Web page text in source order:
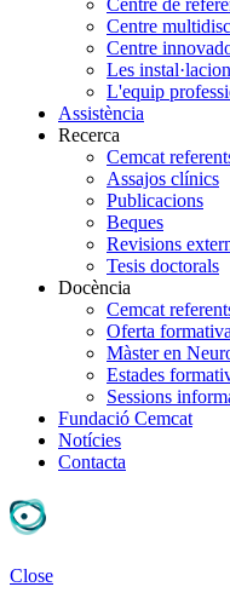
Centre de
Centre
Centre
Les
L'equip
Assistència
Recerca
Cemcat
Assajos clínics
Publicacions
Beques
Revisions
Tesis doctorals
Docència
Cemcat
Oferta formativa
Màster en
Estades
Sessions
Fundació Cemcat
Notícies
Contacta
Close